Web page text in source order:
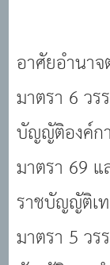
อาศัยอำนา
มาตรา 6 ว
บัญญัติองค์ก
มาตรา 69
ราชบัญญัติเ
มาตรา 5 ว